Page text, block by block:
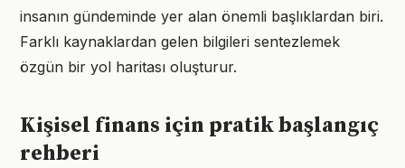
insanın gündeminde yer alan önemli başlıklardan biri.
Farklı kaynaklardan gelen bilgileri sentezlemek
özgün bir yol haritası oluşturur.
Kişisel finans için pratik başlangıç
rehberi